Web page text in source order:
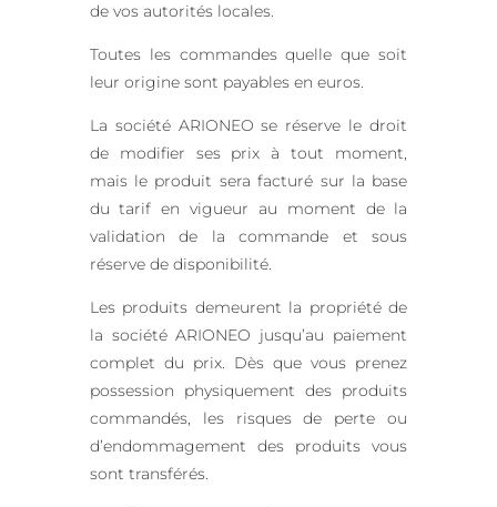
de vos autorités locales.
Toutes les commandes quelle que soit
leur origine sont payables en euros.
La société ARIONEO se réserve le droit
de modifier ses prix à tout moment,
mais le produit sera facturé sur la base
du tarif en vigueur au moment de la
validation de la commande et sous
réserve de disponibilité.
Les produits demeurent la propriété de
la société ARIONEO jusqu’au paiement
complet du prix. Dès que vous prenez
possession physiquement des produits
commandés, les risques de perte ou
d’endommagement des produits vous
sont transférés.